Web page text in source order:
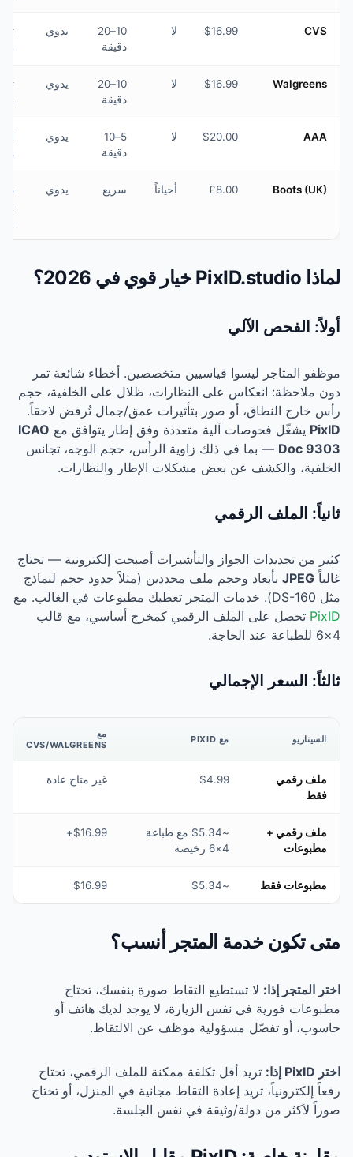
$16.99
10–20
يدوي
توفر
واسع
$16.99 لا
10–20
يدوي
توفر
واسع
$20.00
5–10
يدوي
أعضاء
AAA
£8.00 أحياناً سريع يدوي
طلبات
قياسيين متخصصين. أخطاء شائعة تمر
على النظارات، ظلال على الخلفية، حجم
أو صور بتأثيرات عمق/جمال تُرفض لاحقاً.
آلية متعددة وفق إطار يتوافق مع ICAO
ذلك زاوية الرأس، حجم الوجه، تجانس
بعض مشكلات الإطار والنظارات.
والتأشيرات أصبحت إلكترونية — تحتاج
وحجم ملف محددين (مثلاً حدود حجم لنماذج
الرقمي كمخرج أساسي، مع قالب
مع PIXID
مع
CVS/WALGREENS
$4.99 غير متاح عادة
~$5.34 مع طباعة
$16.99+
$16.99
المتجر أنسب؟
التقاط صورة بنفسك، تحتاج
الزيارة، لا يوجد لديك هاتف أو
موظف عن الالتقاط.
أقل تكلفة ممكنة للملف الرقمي، تحتاج
إعادة التقاط مجانية في المنزل، أو تحتاج
وثيقة في نفس الجلسة.